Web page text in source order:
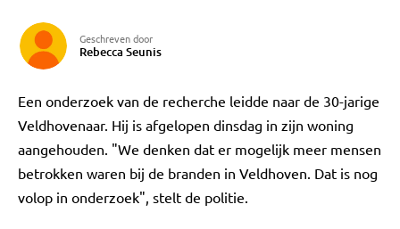
Geschreven door
Rebecca Seunis
Een onderzoek van de recherche leidde naar de 30-jarige
Veldhovenaar. Hij is afgelopen dinsdag in zijn woning
aangehouden. "We denken dat er mogelijk meer mensen
betrokken waren bij de branden in Veldhoven. Dat is nog
volop in onderzoek", stelt de politie.